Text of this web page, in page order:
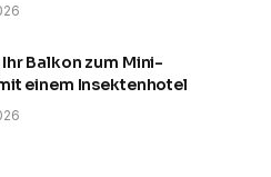
Balkon zum Mini-
einem Insektenhotel